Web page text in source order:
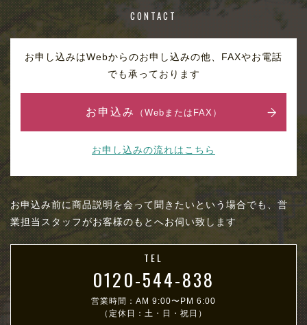
CONTACT
お申し込みはWebからのお申し込みの他、FAXやお電話
でも承っております
お申込み （WebまたはFAX）
お申し込みの流れはこちら
お申込み前に商品説明を会って聞きたいという場合でも、営
業担当スタッフがお客様のもとへお伺い致します
TEL
0120-544-838
営業時間：AM 9:00〜PM 6:00
（定休日：土・日・祝日）